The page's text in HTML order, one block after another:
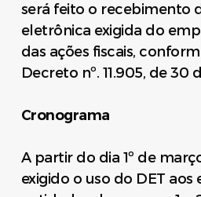
será feito o recebimento
eletrônica exigida do
das ações fiscais,
Decreto nº. 11.905, de 30
Cronograma
A partir do dia 1º de
exigido o uso do DET